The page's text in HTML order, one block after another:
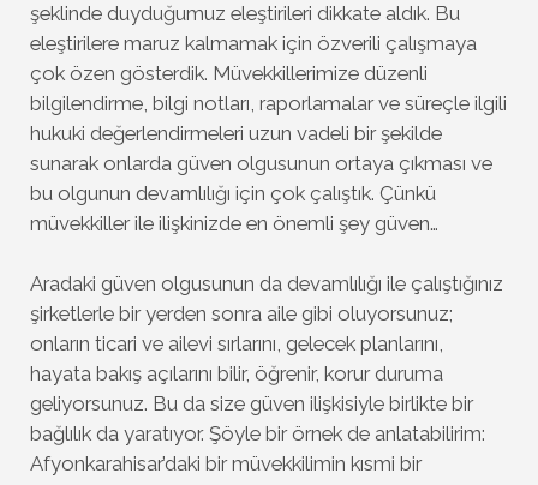
şeklinde duyduğumuz eleştirileri dikkate aldık. Bu
eleştirilere maruz kalmamak için özverili çalışmaya
çok özen gösterdik. Müvekkillerimize düzenli
bilgilendirme, bilgi notları, raporlamalar ve süreçle ilgili
hukuki değerlendirmeleri uzun vadeli bir şekilde
sunarak onlarda güven olgusunun ortaya çıkması ve
bu olgunun devamlılığı için çok çalıştık. Çünkü
müvekkiller ile ilişkinizde en önemli şey güven…
Aradaki güven olgusunun da devamlılığı ile çalıştığınız
şirketlerle bir yerden sonra aile gibi oluyorsunuz;
onların ticari ve ailevi sırlarını, gelecek planlarını,
hayata bakış açılarını bilir, öğrenir, korur duruma
geliyorsunuz. Bu da size güven ilişkisiyle birlikte bir
bağlılık da yaratıyor. Şöyle bir örnek de anlatabilirim:
Afyonkarahisar’daki bir müvekkilimin kısmi bir